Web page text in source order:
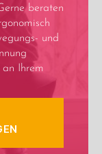
beraten
und
Ihrem